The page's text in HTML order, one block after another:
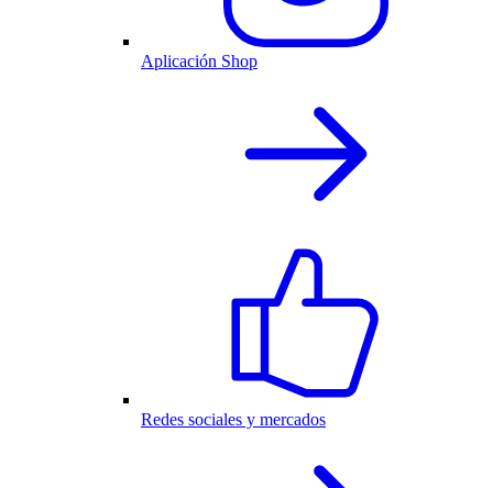
Aplicación Shop
Redes sociales y mercados